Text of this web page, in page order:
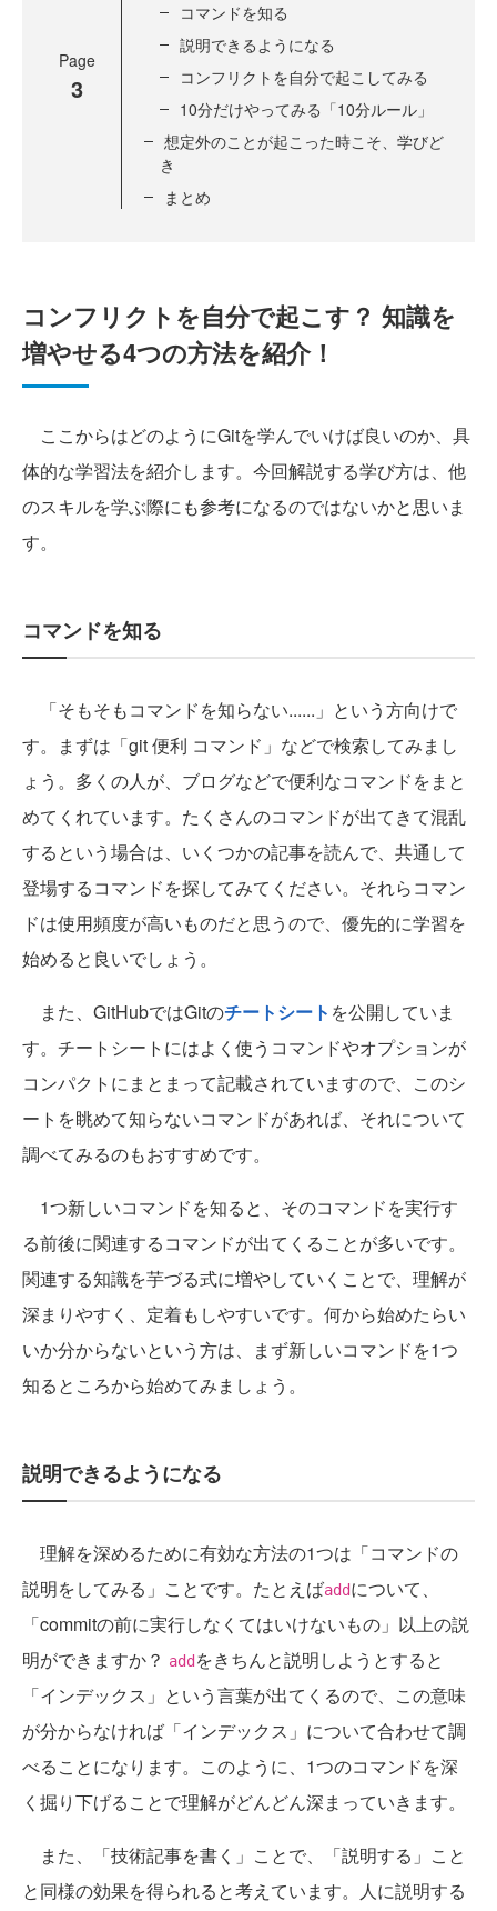
Page
3
コマンドを知る
説明できるようになる
コンフリクトを自分で起こしてみる
10分だけやってみる「10分ルール」
想定外のことが起こった時こそ、学びど
き
まとめ
コンフリクトを自分で起こす？ 知識を
増やせる4つの方法を紹介！
ここからはどのようにGitを学んでいけば良いのか、具
体的な学習法を紹介します。今回解説する学び方は、他
のスキルを学ぶ際にも参考になるのではないかと思いま
す。
コマンドを知る
「そもそもコマンドを知らない......」という方向けで
す。まずは「git 便利 コマンド」などで検索してみまし
ょう。多くの人が、ブログなどで便利なコマンドをまと
めてくれています。たくさんのコマンドが出てきて混乱
するという場合は、いくつかの記事を読んで、共通して
登場するコマンドを探してみてください。それらコマン
ドは使用頻度が高いものだと思うので、優先的に学習を
始めると良いでしょう。
また、GitHubではGitのチートシート を公開していま
す。チートシートにはよく使うコマンドやオプションが
コンパクトにまとまって記載されていますので、このシ
ートを眺めて知らないコマンドがあれば、それについて
調べてみるのもおすすめです。
1つ新しいコマンドを知ると、そのコマンドを実行す
る前後に関連するコマンドが出てくることが多いです。
関連する知識を芋づる式に増やしていくことで、理解が
深まりやすく、定着もしやすいです。何から始めたらい
いか分からないという方は、まず新しいコマンドを1つ
知るところから始めてみましょう。
説明できるようになる
理解を深めるために有効な方法の1つは「コマンドの
説明をしてみる」ことです。たとえばaddについて、
「commitの前に実行しなくてはいけないもの」以上の説
明ができますか？ add をきちんと説明しようとすると
「インデックス」という言葉が出てくるので、この意味
が分からなければ「インデックス」について合わせて調
べることになります。このように、1つのコマンドを深
く掘り下げることで理解がどんどん深まっていきます。
また、「技術記事を書く」ことで、「説明する」こと
と同様の効果を得られると考えています。人に説明する